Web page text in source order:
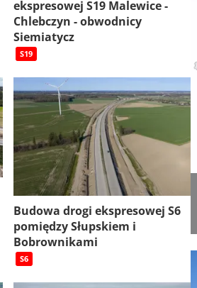
ekspresowej S19 Malewice -
Chlebczyn - obwodnicy
Siemiatycz
S19
Budowa drogi ekspresowej S6
pomiędzy Słupskiem i
Bobrownikami
S6